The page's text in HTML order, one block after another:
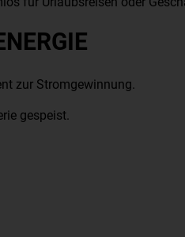
zur Stromgewinnung.
gespeist.